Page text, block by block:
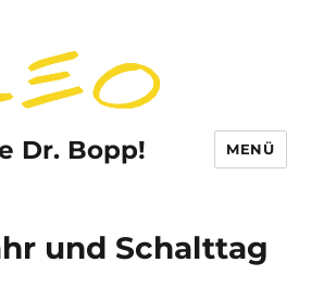
Dr. Bopp! MENÜ
und Schalttag